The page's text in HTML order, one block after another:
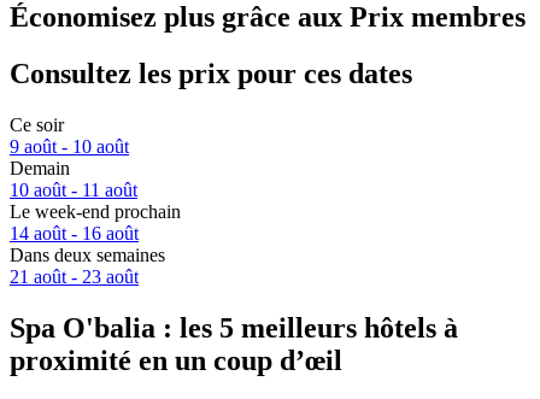
Économisez plus grâce aux Prix membres
Consultez les prix pour ces dates
Ce soir
9 août - 10 août
Demain
10 août - 11 août
Le week-end prochain
14 août - 16 août
Dans deux semaines
21 août - 23 août
Spa O'balia : les 5 meilleurs hôtels à
proximité en un coup d’œil